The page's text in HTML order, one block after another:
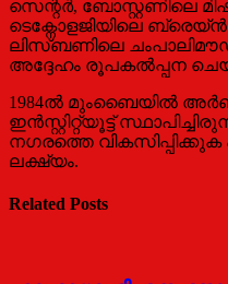
സെന്റർ, ബോസ്റ്റണിലെ
ടെക്നോളജിയിലെ
ലിസ്ബണിലെ
അദ്ദേഹം രൂപകൽപ്പന
1984ൽ മുംബൈയിൽ
ഇന്‍സ്റ്റിറ്റ്യൂട്ട്
നഗരത്തെ
ലക്ഷ്യം.
Related Posts